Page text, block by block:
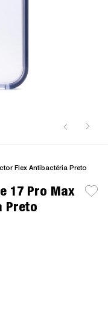
Flex Antibactéria Preto
17 Pro Max
Preto